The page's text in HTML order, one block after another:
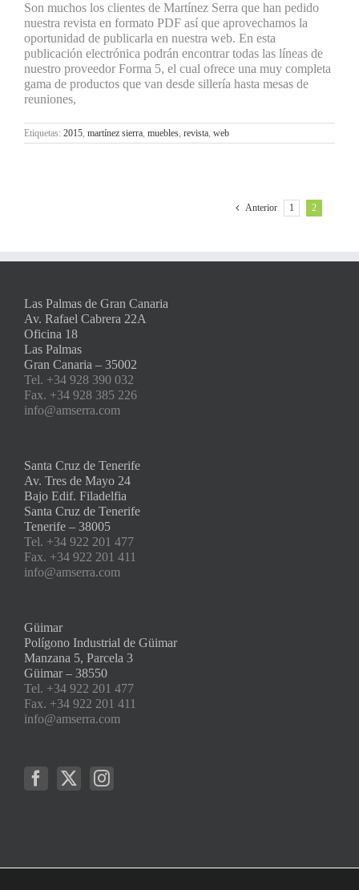
Son muchos los clientes de Martínez Serra que han pedido
nuestra revista en formato PDF así que aprovechamos la
oportunidad de publicarla en nuestra web. En esta
publicación electrónica podrán encontrar todas las líneas de
nuestro proveedor Forma 5, el cual ofrece una muy completa
gama de productos que van desde sillería hasta mesas de
reuniones,
Etiquetas: 2015, martínez sierra, muebles, revista, web
Anterior 1 2
Las Palmas de Gran Canaria
Av. Rafael Cabrera 22A
Oficina 18
Las Palmas
Gran Canaria – 35002
Tel. +34 928 390 032
Fax. +34 928 385 226
info@amserra.com
Santa Cruz de Tenerife
Av. Tres de Mayo 24
Bajo Edif. Filadelfia
Santa Cruz de Tenerife
Tenerife – 38005
Tel. +34 922 201 477
Fax. +34 922 201 411
info@amserra.com
Güimar
Polígono Industrial de Güimar
Manzana 5, Parcela 3
Güimar – 38550
Tel. +34 922 201 477
Fax. +34 922 201 411
info@amserra.com